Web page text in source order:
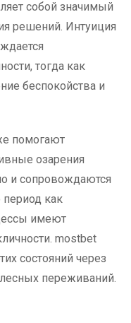
собой значимый
решений. Интуиция
тогда как
беспокойства и
помогают
озарения
и сопровождаются
период как
имеют
mostbet
состояний через
переживаний.